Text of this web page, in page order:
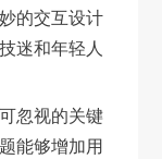
的交互设计
迷和年轻人
忽视的关键
能够增加用